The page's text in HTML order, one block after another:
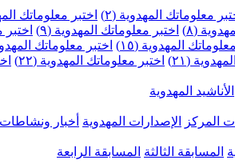
معلوماتك المهدوية (٢) اختبر معلوماتك
(٨) اختبر معلوماتك المهدوية (٩) اختبر
المهدوية (١٥) اختبر معلوماتك
(٢١) اختبر معلوماتك المهدوية (٢٢)
الأناشيد المهدوية
المركز الإصدارات المهدوية أخبار
المسابقة الثالثة المسابقة الرابعة